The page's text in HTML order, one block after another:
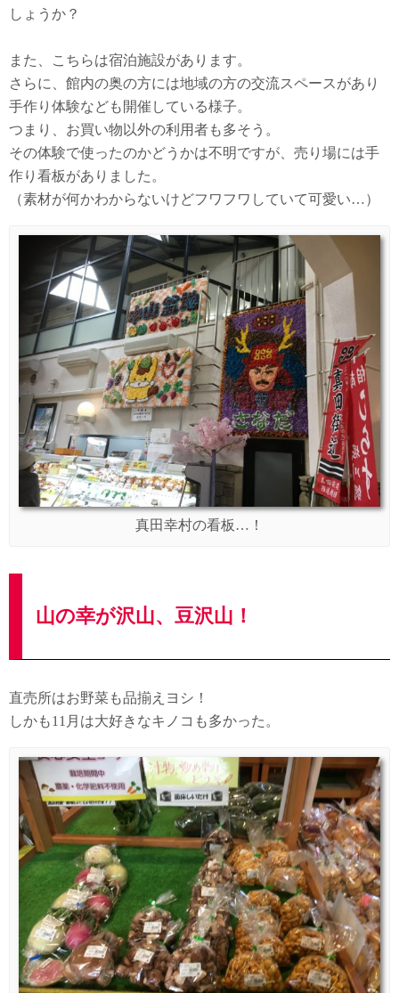
しょうか？
また、こちらは宿泊施設があります。
さらに、館内の奥の方には地域の方の交流スペースがあり
手作り体験なども開催している様子。
つまり、お買い物以外の利用者も多そう。
その体験で使ったのかどうかは不明ですが、売り場には手
作り看板がありました。
（素材が何かわからないけどフワフワしていて可愛い…）
真田幸村の看板…！
山の幸が沢山、豆沢山！
直売所はお野菜も品揃えヨシ！
しかも11月は大好きなキノコも多かった。